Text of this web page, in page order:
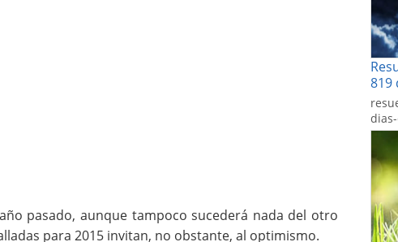
pasado, aunque tampoco sucederá nada del otro
para 2015 invitan, no obstante, al optimismo.
819